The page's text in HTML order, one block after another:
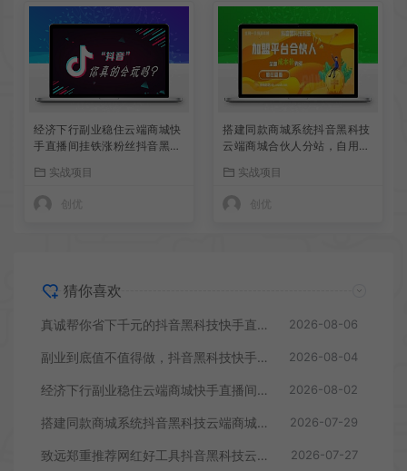
经济下行副业稳住云端商城快
手直播间挂铁涨粉丝抖音黑科
实战项目
搭建同款商城系统抖音黑科技
云端商城合伙人分站，自用省
实战项目
猜你喜欢
真诚帮你省下千元的抖音黑科技快手直播间人气涨粉点赞云端商城免费送 2026-08-06
副业到底值不值得做，抖音黑科技快手上人涨粉云端商城真能逆袭赚钱 2026-08-04
经济下行副业稳住云端商城快手直播间挂铁涨粉丝抖音黑科技实操 2026-08-02
搭建同款商城系统抖音黑科技云端商城合伙人分站，自用省钱，副业赚钱 2026-07-29
致远郑重推荐网红好工具抖音黑科技云端商城，自用赚钱两不误 2026-07-27